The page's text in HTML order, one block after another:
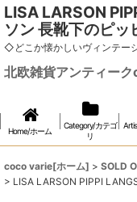
LISA LARSON
ソン 長靴下のピッ
◇どこか懐かしいヴィンテー
北欧雑貨アンティー
Home/ホーム
Category/カテゴ
リ
coco varie[ホーム] > SOLD
> LISA LARSON PIPPI